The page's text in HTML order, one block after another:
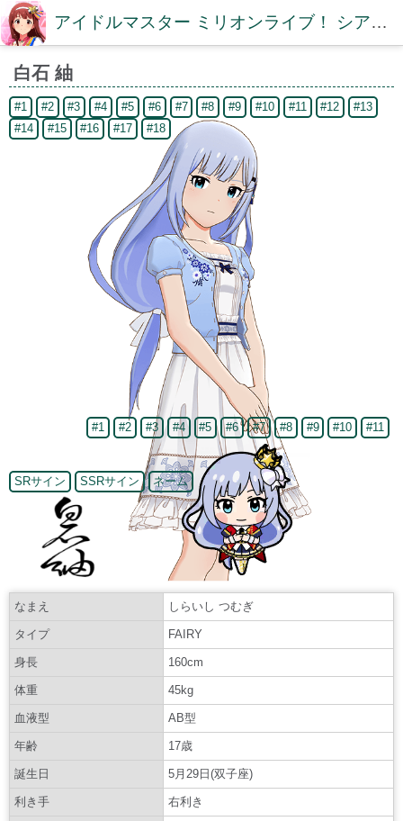
アイドルマスター ミリオンライブ！ シアターデイズDB【ミリシタDB】
白石 紬
#1 #2 #3 #4 #5 #6 #7 #8 #9 #10 #11 #12
#13
#14
#15 #16 #17 #18
#1 #2 #3 #4 #5 #6 #7 #8 #9 #10 #11
SRサイン SSRサイン ネーム
なまえ しらいし つむぎ
タイプ FAIRY
身長 160cm
体重 45kg
血液型 AB型
年齢 17歳
誕生日 5月29日(双子座)
利き手 右利き